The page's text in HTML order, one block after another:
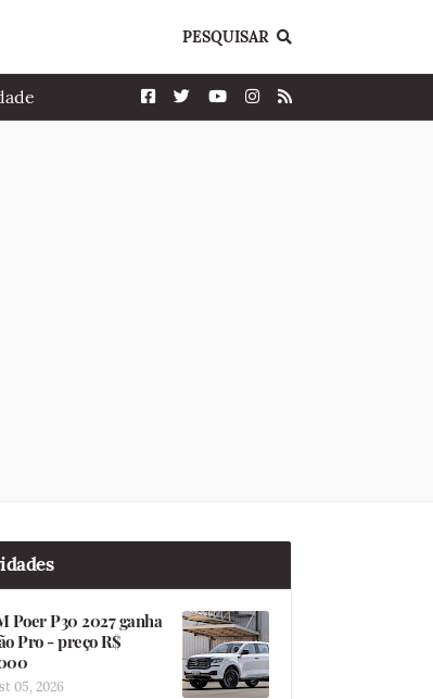
PESQUISAR
Poer P30 2027 ganha
Pro - preço R$
05, 2026